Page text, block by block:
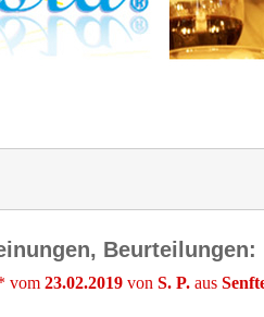
Beurteilungen:
vom 23.02.2019 von S. P. aus